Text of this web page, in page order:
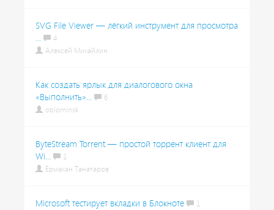
SVG File Viewer — лёгкий инструмент для просмотра
...
4
Алексей Михайлин
Как создать ярлык для диалогового окна
«Выполнить»...
6
oblominsk
ByteStream Torrent — простой торрент клиент для
Wi...
1
Ермахан Танатаров
Microsoft тестирует вкладки в Блокноте
1